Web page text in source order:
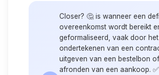
Closer? 🤔 is wanneer een
overeenkomst wordt bereikt
geformaliseerd, vaak door het
ondertekenen van een
uitgeven van een bestelbon
afronden van een aankoop. ✅